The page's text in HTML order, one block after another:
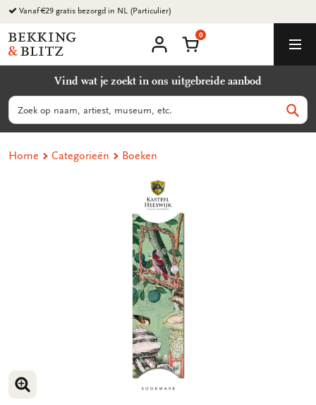
Ga
naar
content
Vanaf €29 gratis bezorgd in NL (Particulier)
Bekking
&
B.V.
account
Winkelmand
0
Vind wat je zoekt in ons uitgebreide aanbod
Zoeken
Home Categorieën Boeken
VERGROOT AFBEELDING